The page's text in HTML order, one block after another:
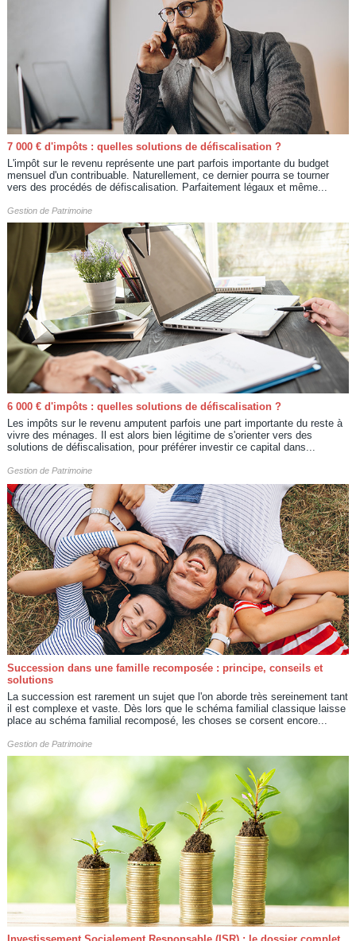
7 000 € d'impôts : quelles solutions de défiscalisation ?
L'impôt sur le revenu représente une part parfois importante du budget
mensuel d'un contribuable. Naturellement, ce dernier pourra se tourner
vers des procédés de défiscalisation. Parfaitement légaux et même...
Gestion de Patrimoine
6 000 € d'impôts : quelles solutions de défiscalisation ?
Les impôts sur le revenu amputent parfois une part importante du reste à
vivre des ménages. Il est alors bien légitime de s'orienter vers des
solutions de défiscalisation, pour préférer investir ce capital dans...
Gestion de Patrimoine
Succession dans une famille recomposée : principe, conseils et
solutions
La succession est rarement un sujet que l'on aborde très sereinement tant
il est complexe et vaste. Dès lors que le schéma familial classique laisse
place au schéma familial recomposé, les choses se corsent encore...
Gestion de Patrimoine